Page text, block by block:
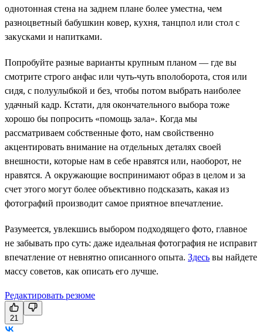
однотонная стена на заднем плане более уместна, чем
разноцветный бабушкин ковер, кухня, танцпол или стол с
закусками и напитками.
Попробуйте разные варианты крупным планом — где вы
смотрите строго анфас или чуть-чуть вполоборота, стоя или
сидя, с полуулыбкой и без, чтобы потом выбрать наиболее
удачный кадр. Кстати, для окончательного выбора тоже
хорошо бы попросить «помощь зала». Когда мы
рассматриваем собственные фото, нам свойственно
акцентировать внимание на отдельных деталях своей
внешности, которые нам в себе нравятся или, наоборот, не
нравятся. А окружающие воспринимают образ в целом и за
счет этого могут более объективно подсказать, какая из
фотографий производит самое приятное впечатление.
Разумеется, увлекшись выбором подходящего фото, главное
не забывать про суть: даже идеальная фотография не исправит
впечатление от невнятно описанного опыта. Здесь вы найдете
массу советов, как описать его лучше.
Редактировать резюме
21